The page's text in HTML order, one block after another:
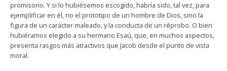
promisorio. Y si lo hubiésemos escogido, habría sido, tal vez, para
ejemplificar en él, no el prototipo de un hombre de Dios, sino la
figura de un carácter maleado, y la conducta de un réprobo. O bien
hubiéramos elegido a su hermano Esaú, que, en muchos aspectos,
presenta rasgos más atractivos que Jacob desde el punto de vista
moral.